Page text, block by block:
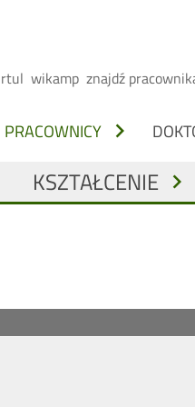
wikamp znajdź
PRACOWNICY chevron_right
KSZTAŁCENIE chevron_right